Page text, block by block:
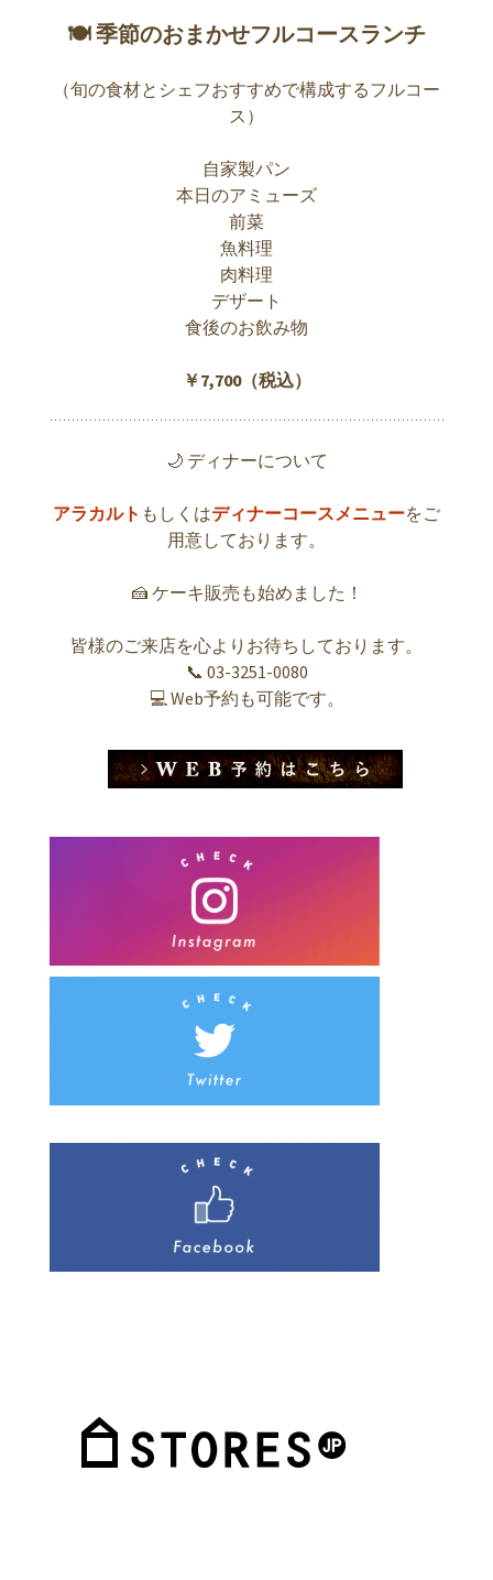
🍽 季節のおまかせフルコースランチ
（旬の食材とシェフおすすめで構成するフルコー
ス）
自家製パン
本日のアミューズ
前菜
魚料理
肉料理
デザート
食後のお飲み物
￥7,700（税込）
🌙 ディナーについて
アラカルト もしくはディナーコースメニューをご
用意しております。
🍰 ケーキ販売も始めました！
皆様のご来店を心よりお待ちしております。
📞 03-3251-0080
💻 Web予約も可能です。